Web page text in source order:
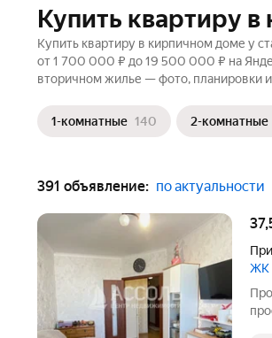
Купить квартиру
Купить квартиру в кирпичном доме у
от 1 700 000 ₽ до 19 500 000 ₽ на
вторичном жилье — фото, планировки и
1-комнатные 140 2-комнатные
391 объявление: по актуальности